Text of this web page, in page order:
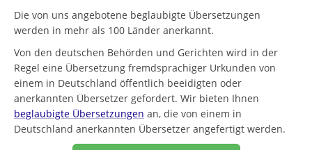
Die von uns angebotene beglaubigte Übersetzungen
werden in mehr als 100 Länder anerkannt.
Von den deutschen Behörden und Gerichten wird in der
Regel eine Übersetzung fremdsprachiger Urkunden von
einem in Deutschland öffentlich beeidigten oder
anerkannten Übersetzer gefordert. Wir bieten Ihnen
beglaubigte Übersetzungen an, die von einem in
Deutschland anerkannten Übersetzer angefertigt werden.